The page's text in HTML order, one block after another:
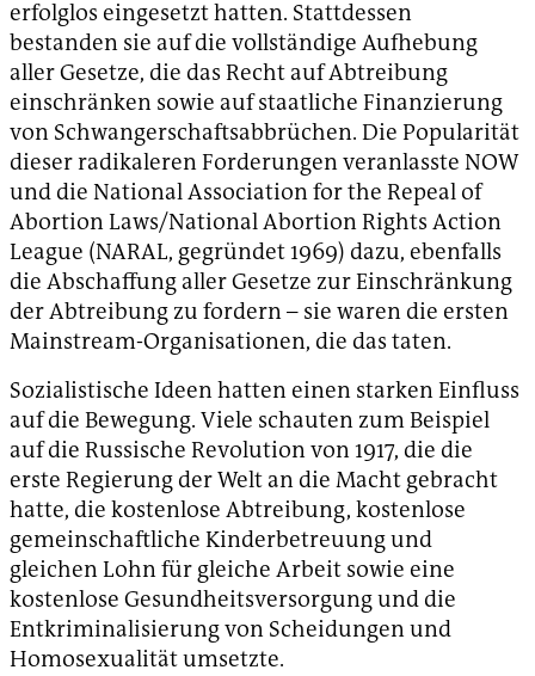
erfolglos eingesetzt hatten. Stattdessen
bestanden sie auf die vollständige Aufhebung
aller Gesetze, die das Recht auf Abtreibung
einschränken sowie auf staatliche Finanzierung
von Schwangerschaftsabbrüchen. Die Popularität
dieser radikaleren Forderungen veranlasste NOW
und die National Association for the Repeal of
Abortion Laws/National Abortion Rights Action
League (NARAL, gegründet 1969) dazu, ebenfalls
die Abschaffung aller Gesetze zur Einschränkung
der Abtreibung zu fordern – sie waren die ersten
Mainstream-Organisationen, die das taten.
Sozialistische Ideen hatten einen starken Einfluss
auf die Bewegung. Viele schauten zum Beispiel
auf die Russische Revolution von 1917, die die
erste Regierung der Welt an die Macht gebracht
hatte, die kostenlose Abtreibung, kostenlose
gemeinschaftliche Kinderbetreuung und
gleichen Lohn für gleiche Arbeit sowie eine
kostenlose Gesundheitsversorgung und die
Entkriminalisierung von Scheidungen und
Homosexualität umsetzte.